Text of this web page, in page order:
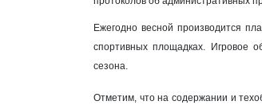
Ежегодно весной производится
спортивных площадках. Игровое
сезона.
Отметим, что на содержании и